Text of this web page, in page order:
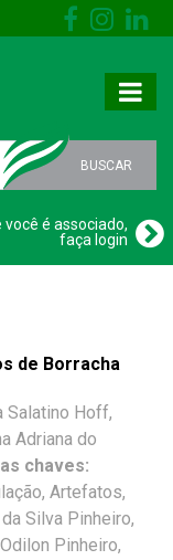
BUSCAR
você é associado,
faça login
de Borracha
Salatino Hoff,
Adriana do
chaves:
Artefatos,
Silva Pinheiro,
Pinheiro,